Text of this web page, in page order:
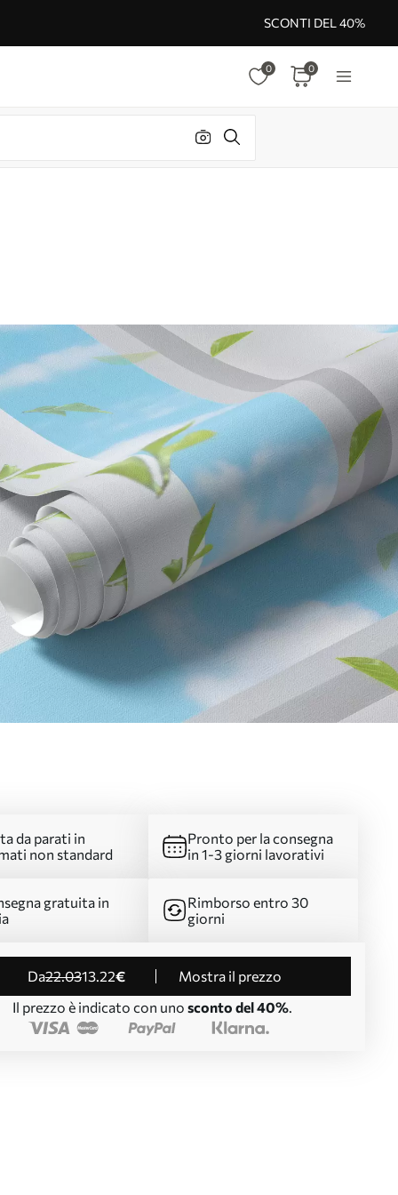
SCONTI DEL 40%
0 0
da parati in
non standard
Pronto per la consegna
in 1-3 giorni lavorativi
gratuita in
Rimborso entro 30
giorni
da22.0313.22€
Mostra il prezzo
Il prezzo è indicato con uno sconto del 40%.